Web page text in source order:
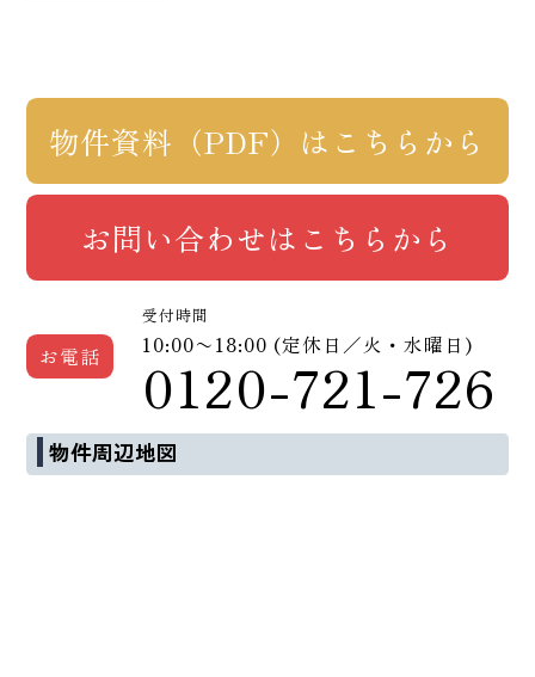
物件資料（PDF）はこちらから
お問い合わせはこちらから
お電話
受付時間
10:00〜18:00 (定休日／火・水曜日)
0120-721-726
物件周辺地図